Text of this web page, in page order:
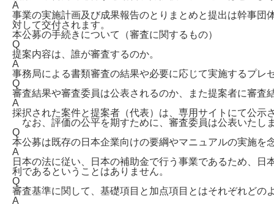
A
事業の実施計画及び成果報告のとりまとめと提出は幹事
対して交付されます。
本公募の手続きについて（審査に関するもの）
Q
提案内容は、誰が審査するのか。
A
事務局による書類審査の結果や必要に応じて実施するプ
Q
審査結果や審査委員は公表されるのか、また提案者に審査
A
採択された案件と提案者（代表）は、専用サイトにて公示
なお、評価の公平を期すために、審査委員は公表いたし
Q
本公募は既存の日本企業向けの要綱やマニュアルの実施を
A
日本の法に従い、日本の補助金で行う事業であるため、
利であるということはありません。
Q
審査基準に関して、基礎項目と加点項目とはそれぞれどの
A